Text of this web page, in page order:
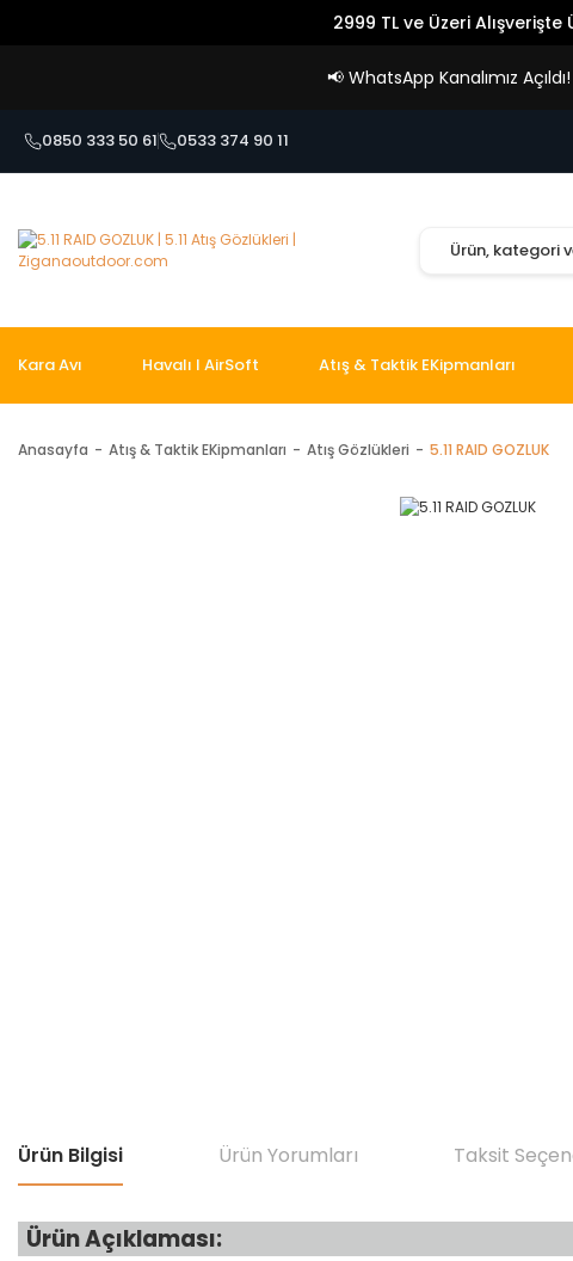
2999 TL ve Üzeri
📢 WhatsApp Kanalımız
0850 333 50 61 0533 374 90 11
Kara Avı Havalı I AirSoft Atış & Taktik EKipmanları
Anasayfa Atış & Taktik EKipmanları Atış Gözlükleri 5.11 RAID GOZLUK
Ürün Bilgisi Ürün Yorumları Taksit
Ürün Açıklaması: